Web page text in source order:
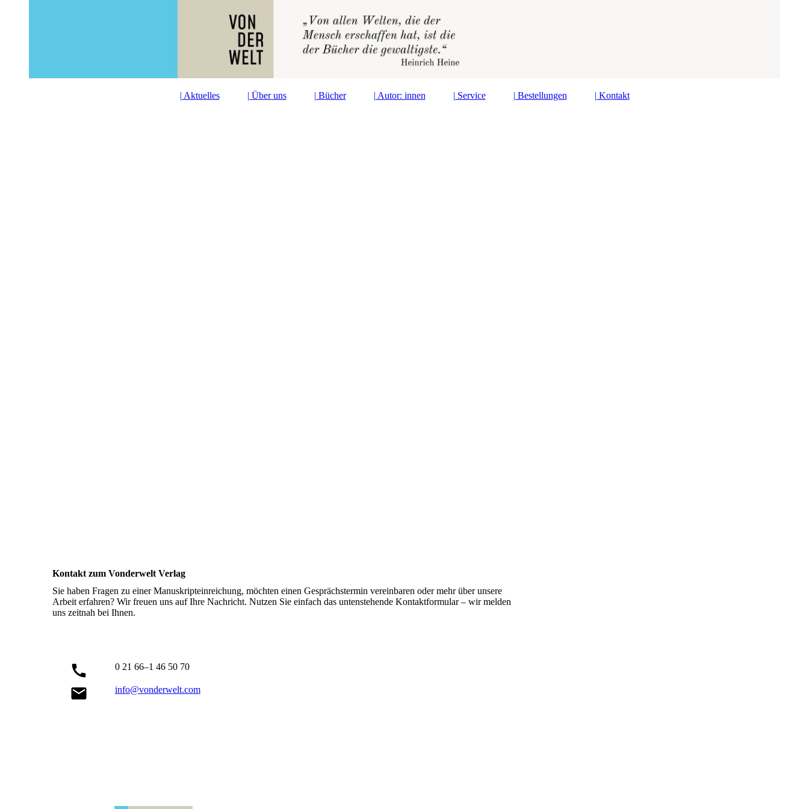
| Aktuelles | Über uns | Bücher | Autor: innen | Service | Bestellungen | Kontakt
Kontakt zum Vonderwelt Verlag
Sie haben Fragen zu einer Manuskripteinreichung, möchten einen Gesprächstermin vereinbaren oder mehr über unsere
Arbeit erfahren? Wir freuen uns auf Ihre Nachricht. Nutzen Sie einfach das untenstehende Kontaktformular – wir melden
uns zeitnah bei Ihnen.
0 21 66–1 46 50 70
info@vonderwelt.com